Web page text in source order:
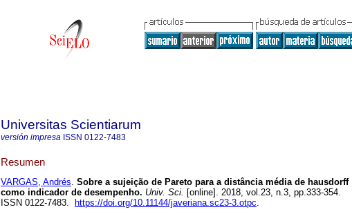
Universitas Scientiarum
versión impresa ISSN 0122-7483
Resumen
VARGAS, Andrés. Sobre a sujeição de Pareto para a distância média de hausdorff
como indicador de desempenho. Univ. Sci. [online]. 2018, vol.23, n.3, pp.333-354.
ISSN 0122-7483.
https://doi.org/10.11144/javeriana.sc23-3.otpc.